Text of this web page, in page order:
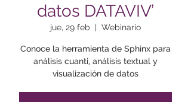
datos DATAVIV’
jue, 29 feb
  |
Webinario
Conoce la herramienta de Sphinx para
análisis cuanti, análisis textual y
visualización de datos